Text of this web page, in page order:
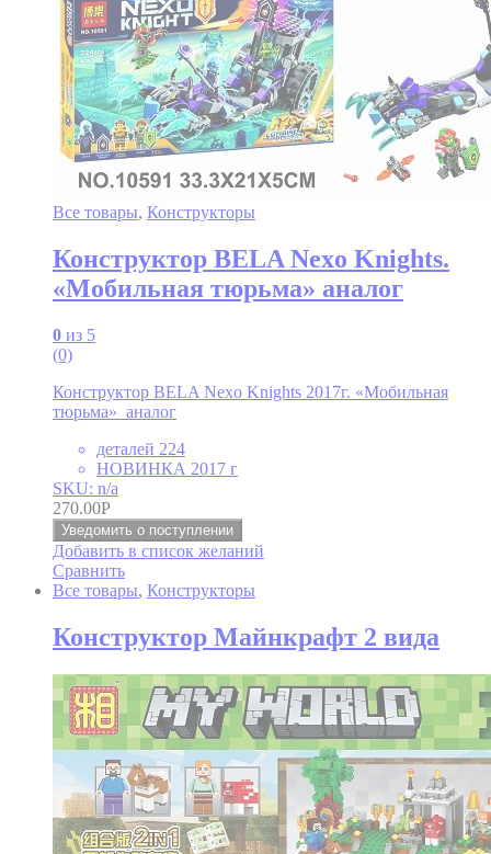
Все товары, Конструкторы
Конструктор BELA Nexo Knights.
«Мобильная тюрьма» аналог
0 из 5
(0)
Конструктор BELA Nexo Knights 2017г. «Мобильная
тюрьма» аналог
деталей 224
НОВИНКА 2017 г
SKU: n/a
270.00Р
Уведомить о поступлении
Добавить в список желаний
Сравнить
Все товары, Конструкторы
Конструктор Майнкрафт 2 вида